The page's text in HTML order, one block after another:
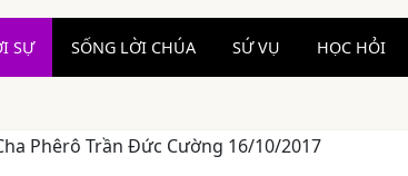
SỰ SỐNG LỜI CHÚA SỨ VỤ HỌC HỎI